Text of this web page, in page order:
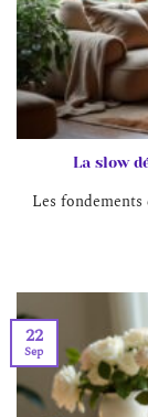
La slow
Les
22
Sep